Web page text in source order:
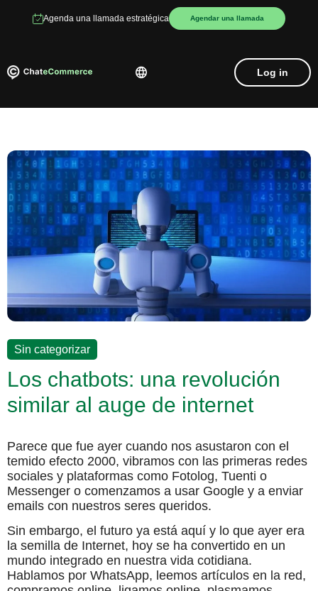
Agenda una llamada estratégica Agendar una llamada
Log in
Sin categorizar
Los chatbots: una revolución
similar al auge de internet
Parece que fue ayer cuando nos asustaron con el
temido efecto 2000, vibramos con las primeras redes
sociales y plataformas como Fotolog, Tuenti o
Messenger o comenzamos a usar Google y a enviar
emails con nuestros seres queridos.
Sin embargo, el futuro ya está aquí y lo que ayer era
la semilla de Internet, hoy se ha convertido en un
mundo integrado en nuestra vida cotidiana.
Hablamos por WhatsApp, leemos artículos en la red,